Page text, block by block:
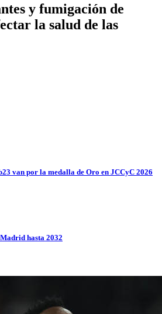
y fumigación de
la salud de las
van por la medalla de Oro en JCCyC 2026
hasta 2032